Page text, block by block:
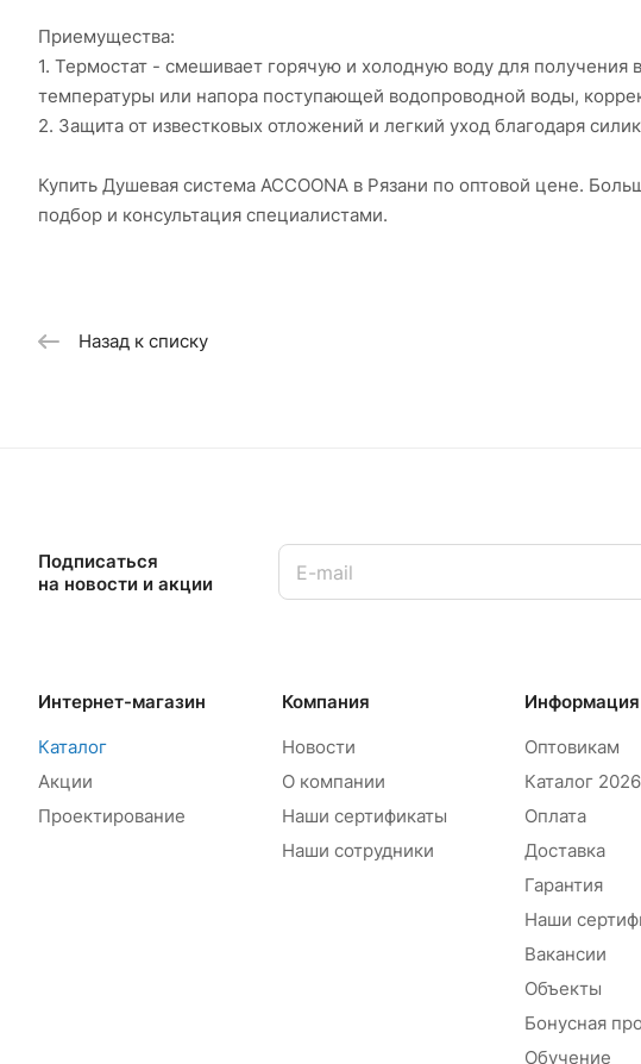
Приемущества:
1. Термостат - смешивает горячую и холодную воду для
температуры или напора поступающей водопроводной воды,
2. Защита от известковых отложений и легкий уход благодаря
Купить Душевая система ACCOONA в Рязани по оптовой цене.
подбор и консультация специалистами.
Назад к списку
Подписаться
на новости и акции
Интернет-магазин
Каталог
Акции
Проектирование
Компания
Новости
О компании
Наши сертификаты
Наши сотрудники
Информация
Оптовикам
Каталог 2026
Оплата
Доставка
Гарантия
Наши
Вакансии
Объекты
Бонусная
Обучение